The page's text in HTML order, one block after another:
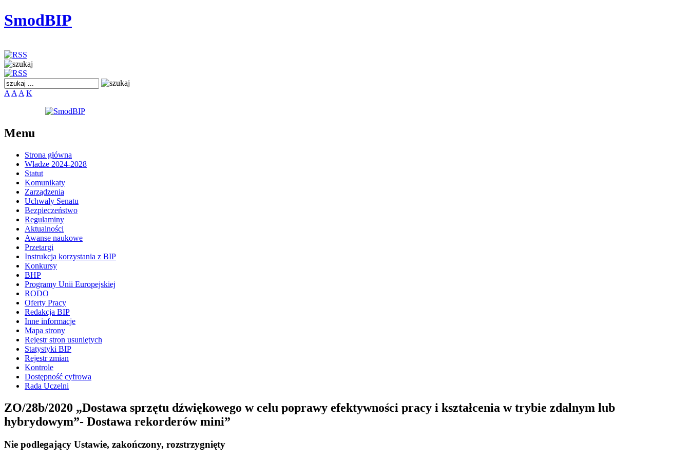
SmodBIP
A A A K
Menu
Strona główna
Władze 2024-2028
Statut
Komunikaty
Zarządzenia
Uchwały Senatu
Bezpieczeństwo
Regulaminy
Aktualności
Awanse naukowe
Przetargi
Instrukcja korzystania z BIP
Konkursy
BHP
Programy Unii Europejskiej
RODO
Oferty Pracy
Redakcja BIP
Inne informacje
Mapa strony
Rejestr stron usuniętych
Statystyki BIP
Rejestr zmian
Kontrole
Dostępność cyfrowa
Rada Uczelni
ZO/28b/2020 „Dostawa sprzętu dźwiękowego w celu poprawy efektywności pracy i kształcenia w trybie zdalnym lub
hybrydowym”- Dostawa rekorderów mini”
Nie podlegający Ustawie, zakończony, rozstrzygnięty